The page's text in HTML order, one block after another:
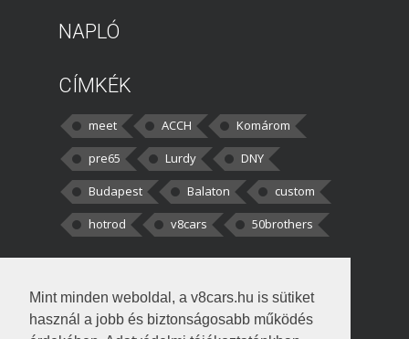
Mint minden weboldal, a v8cars.hu is sütiket
használ a jobb és biztonságosabb működés
NAPLÓ
CÍMKÉK
meet ACCH
Komárom
pre65
Lurdy
DNY
Budapest
Balaton
custom
hotrod
v8cars 50brothers
kortisz:Elszúrtam! Én csak két
darabbaal számoltam. Nem tudtam, hogy fél autót,